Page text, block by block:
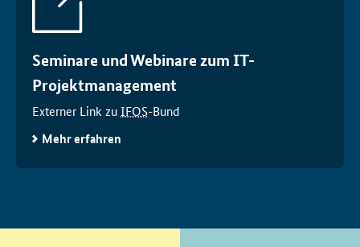
Seminare und Webinare zum IT-
Projektmanagement
Externer Link zuIFOS-Bund
Mehr erfahren